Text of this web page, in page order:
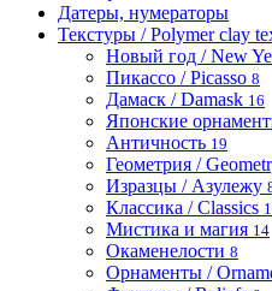
Датеры, нумераторы
Текстуры / Polymer clay
Новый год / New
Пикассо / Picasso 8
Дамаск / Damask 16
Японские
Античность 19
Геометрия /
Изразцы / Азулежу
Классика / Classics
Мистика и магия 14
Окаменелости 8
Орнаменты /